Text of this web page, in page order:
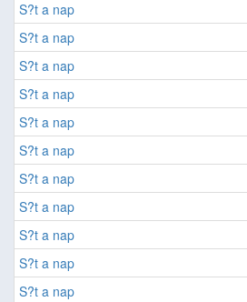
S?t a nap
S?t a nap
S?t a nap
S?t a nap
S?t a nap
S?t a nap
S?t a nap
S?t a nap
S?t a nap
S?t a nap
S?t a nap